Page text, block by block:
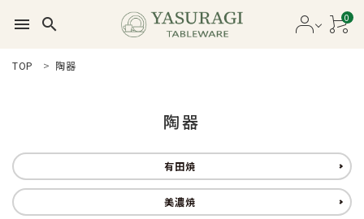
menu search 0
search
カタログ
TOP 陶器
陶器
有田焼
美濃焼